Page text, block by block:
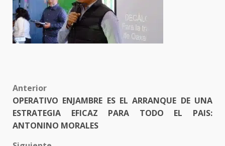
Post
navigation
Anterior
OPERATIVO ENJAMBRE ES EL ARRANQUE DE UNA
ESTRATEGIA EFICAZ PARA TODO EL PAIS:
ANTONINO MORALES